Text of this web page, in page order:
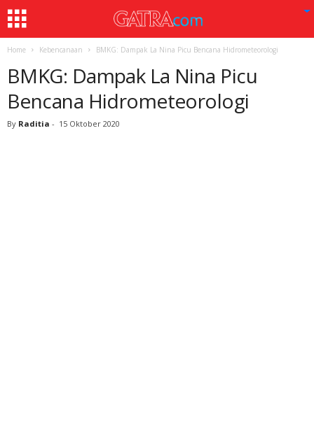
Home Kebencanaan BMKG: Dampak La Nina Picu Bencana Hidrometeorologi
BMKG: Dampak La Nina Picu
Bencana Hidrometeorologi
By Raditia - 15 Oktober 2020